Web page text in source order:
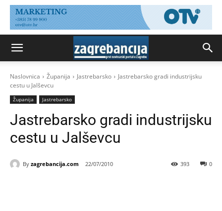
Naslovnica Županija Jastrebarsko
Jastrebarsko gradi industrijsku
cestu u Jalševcu
Županija Jastrebarsko
Jastrebarsko gradi industrijsku
cestu u Jalševcu
By zagrebancija.com 22/07/2010 0
393